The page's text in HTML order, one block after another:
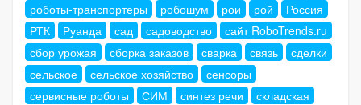
роботы-транспортеры
робошум рои рой
Россия
РТК
Руанда сад садоводство
сайт RoboTrends.ru
сбор урожая
сборка заказов сварка связь
сделки
сельское
сельское хозяйство
сенсоры
сервисные роботы
СИМ синтез речи
складская